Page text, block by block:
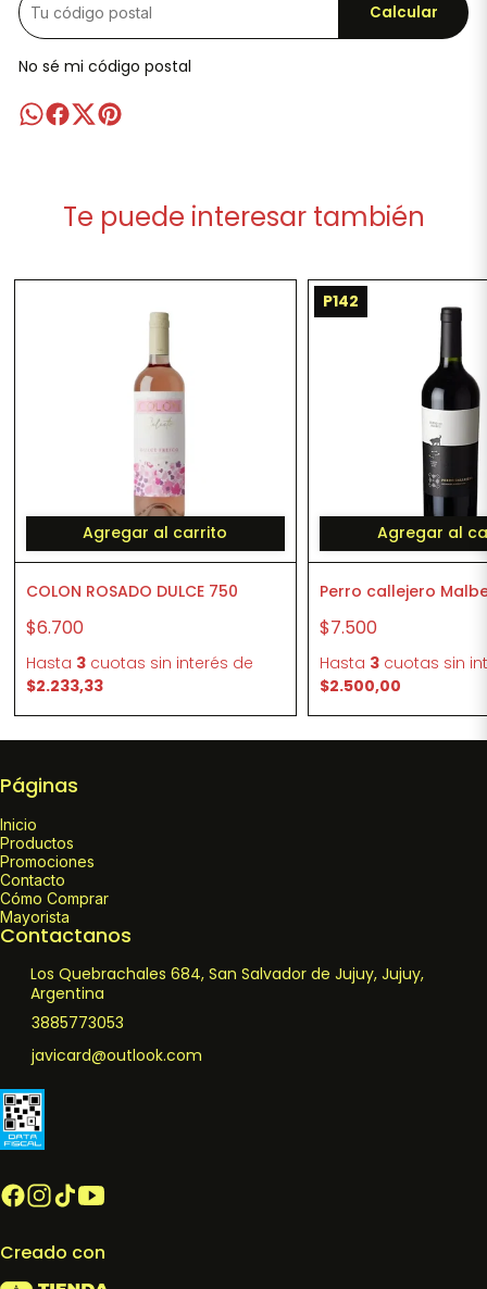
Calcular
No sé mi código postal
Te puede interesar también
Agregar al carrito
COLON ROSADO DULCE 750
$6.700
Hasta 3cuotas sin interés de
$2.233,33
P142
Agregar al
Perro callejero
$7.500
Hasta 3 cuotas sin
$2.500,00
Páginas
Inicio
Productos
Promociones
Contacto
Cómo Comprar
Mayorista
Contactanos
Los Quebrachales 684, San Salvador de Jujuy, Jujuy,
Argentina
3885773053
javicard@outlook.com
Creado con